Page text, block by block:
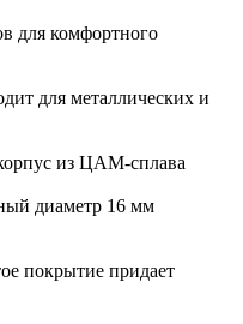
для комфортного
для металлических и
из ЦАМ-сплава
диаметр 16 мм
покрытие придает